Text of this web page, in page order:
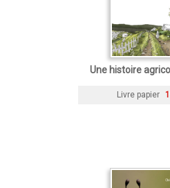
Une histoire
Livre papier